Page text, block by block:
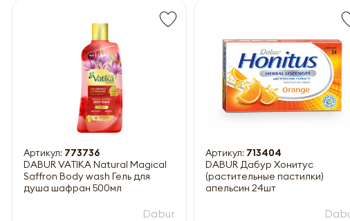
Артикул: 773736
DABUR VATIKA Natural Magical
Saffron Body wash Гель для
душа шафран 500мл
Dabur
Артикул: 713404
DABUR Дабур Хонитус
(растительные пастилки)
апельсин 24шт
Обязательны к